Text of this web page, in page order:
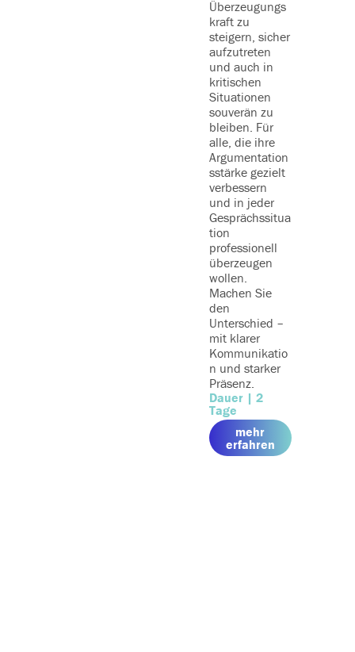
Überzeugungs
kraft zu
steigern, sicher
aufzutreten
und auch in
kritischen
Situationen
souverän zu
bleiben. Für
alle, die ihre
Argumentation
sstärke gezielt
verbessern
und in jeder
Gesprächssitua
tion
professionell
überzeugen
wollen.
Machen Sie
den
Unterschied –
mit klarer
Kommunikatio
n und starker
Präsenz.
Dauer | 2
Tage
mehr
erfahren